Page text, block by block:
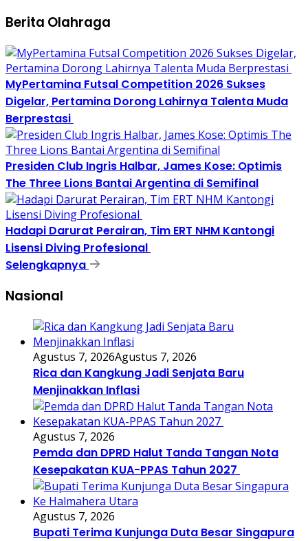
Berita Olahraga
MyPertamina Futsal Competition 2026 Sukses
Digelar, Pertamina Dorong Lahirnya Talenta Muda
Berprestasi
Presiden Club Ingris Halbar, James Kose: Optimis
The Three Lions Bantai Argentina di Semifinal
Hadapi Darurat Perairan, Tim ERT NHM Kantongi
Lisensi Diving Profesional
Selengkapnya
Nasional
Agustus 7, 2026Agustus 7, 2026
Rica dan Kangkung Jadi Senjata Baru
Menjinakkan Inflasi
Agustus 7, 2026
Pemda dan DPRD Halut Tanda Tangan Nota
Kesepakatan KUA-PPAS Tahun 2027
Agustus 7, 2026
Bupati Terima Kunjunga Duta Besar Singapura